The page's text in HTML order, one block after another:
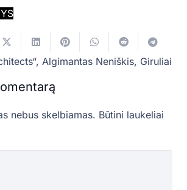
, Algimantas Neniškis, Giruliai
nebus skelbiamas. Būtini laukeliai